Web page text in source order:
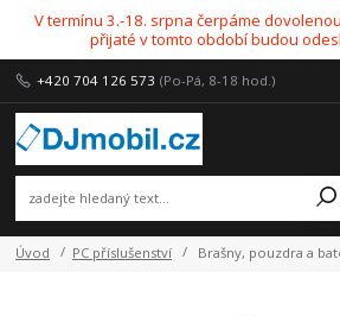
V termínu 3.-18. srpna čerpáme
přijaté v tomto období budou
+420 704 126 573 (Po-Pá, 8-18 hod.)
Úvod PC příslušenství Brašny, pouzdra a